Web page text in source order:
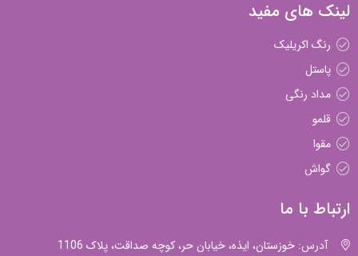
لینک های مفید
رنگ اکریلیک
پاستل
مداد رنگی
قلمو
مقوا
گواش
ارتباط با ما
آدرس: خوزستان، ایذه، خیابان حر، کوچه صداقت، پلاک 1106